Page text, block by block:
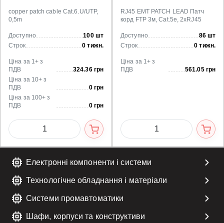
Електронні компоненти і системи
Технологічне обладнання і матеріали
Системи промавтоматики
Шафи, корпуси та конструктиви
copper patch cable Cat.6.U/UTP,
0,5m
Доступно
100 шт
Строк
0 тижн.
Ціна за 1+ з
ПДВ
324.36 грн
Ціна за 10+ з
ПДВ
0 грн
Ціна за 100+ з
ПДВ
0 грн
RJ45 EMT PATCH LEAD Патч
корд FTP 3м, Cat.5е, 2xRJ45
Доступно
86 шт
Строк
0 тижн.
Ціна за 1+ з
ПДВ
561.05 грн